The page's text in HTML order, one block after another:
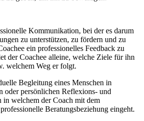
Kommunikation, bei der es darum
zu unterstützen, zu fördern und zu
ein professionelles Feedback zu
der Coachee alleine, welche Ziele für ihn
welchem Weg er folgt.
Begleitung eines Menschen in
oder persönlichen Reflexions- und
in welchem der Coach mit dem
Beratungsbeziehung eingeht.